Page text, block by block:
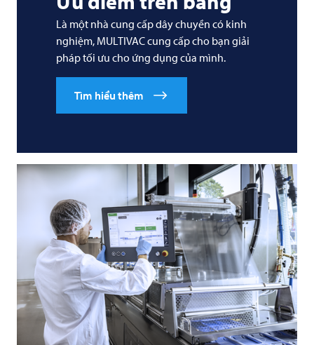
Là một nhà cung cấp dây chuyền có kinh
nghiệm, MULTIVACcung cấp cho bạn giải
pháp tối ưu cho ứng dụng của mình.
Tìm hiểu thêm